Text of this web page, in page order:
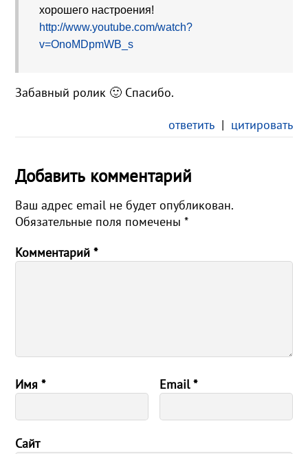
хорошего настроения!
http://www.youtube.com/watch?
v=OnoMDpmWB_s
Забавный ролик 🙂 Спасибо.
ответить| цитировать
Добавить комментарий
Ваш адрес email не будет опубликован.
Обязательные поля помечены*
Комментарий*
Имя* Email*
Сайт